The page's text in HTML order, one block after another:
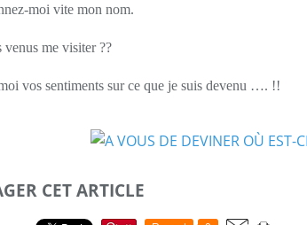
moi vite mon nom.
venus me visiter ??
vos sentiments sur ce que je suis devenu …. !!
CET ARTICLE